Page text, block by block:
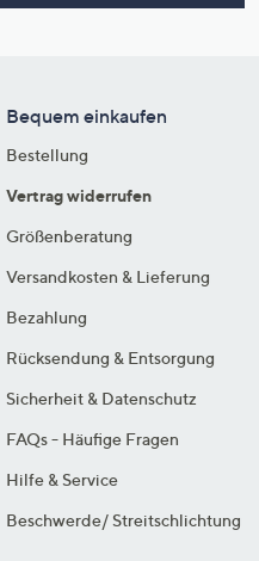
Bequem einkaufen
Bestellung
Vertrag widerrufen
Größenberatung
Versandkosten & Lieferung
Bezahlung
Rücksendung & Entsorgung
Sicherheit & Datenschutz
FAQs - Häufige Fragen
Hilfe & Service
Beschwerde/ Streitschlichtung